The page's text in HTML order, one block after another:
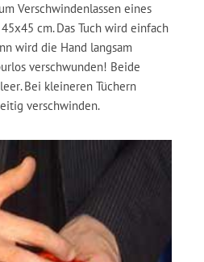
Verschwindenlassen eines
cm. Das Tuch wird einfach
wird die Hand langsam
verschwunden! Beide
Bei kleineren Tüchern
verschwinden.